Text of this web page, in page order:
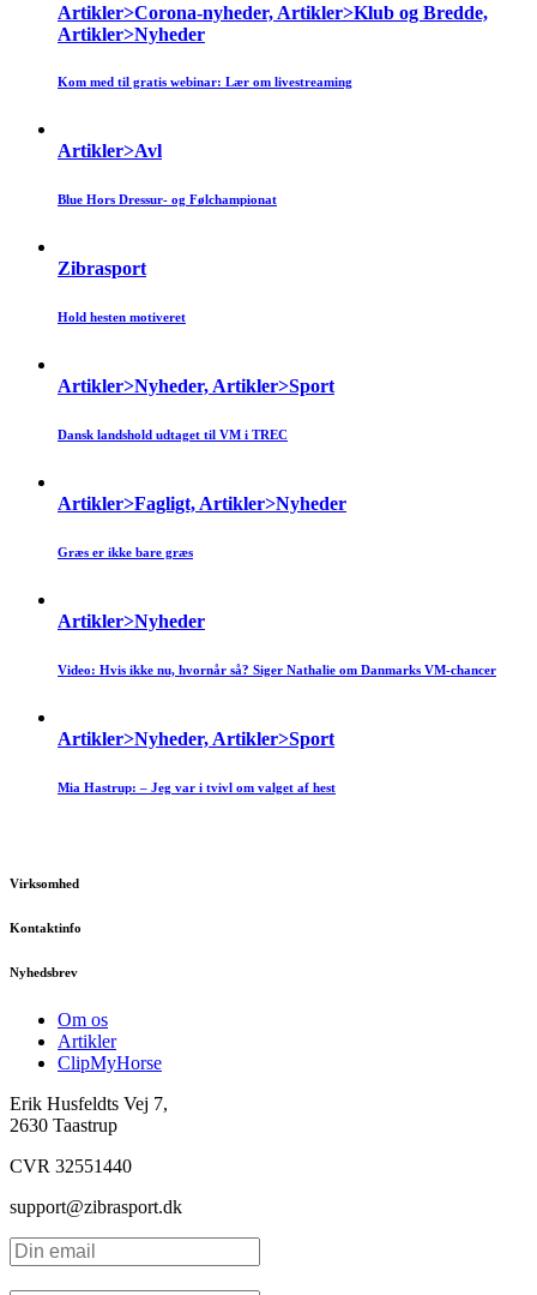
Artikler>Corona-nyheder, Artikler>Klub og Bredde,
Artikler>Nyheder
Kom med til gratis webinar: Lær om livestreaming
Artikler>Avl
Blue Hors Dressur- og Følchampionat
Zibrasport
Hold hesten motiveret
Artikler>Nyheder, Artikler>Sport
Dansk landshold udtaget til VM i TREC
Artikler>Fagligt, Artikler>Nyheder
Græs er ikke bare græs
Artikler>Nyheder
Video: Hvis ikke nu, hvornår så? Siger Nathalie om Danmarks VM-chancer
Artikler>Nyheder, Artikler>Sport
Mia Hastrup: – Jeg var i tvivl om valget af hest
Virksomhed
Kontaktinfo
Nyhedsbrev
Om os
Artikler
ClipMyHorse
Erik Husfeldts Vej 7,
2630 Taastrup
CVR 32551440
support@zibrasport.dk